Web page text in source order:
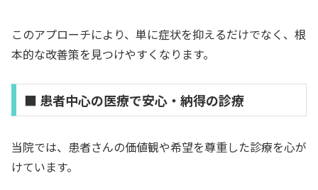
このアプローチにより、単に症状を抑えるだけでなく、根
本的な改善策を見つけやすくなります。
■ 患者中心の医療で安心・納得の診療
当院では、患者さんの価値観や希望を尊重した診療を心が
けています。